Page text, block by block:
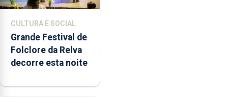
CULTURA E SOCIAL
Grande Festival de
Folclore da Relva
decorre esta noite